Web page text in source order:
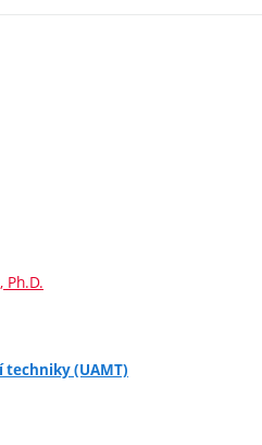
Ph.D.
techniky (UAMT)